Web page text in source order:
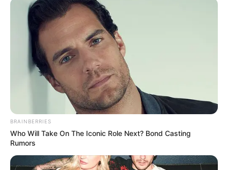
UNIRSE AL CANAL DE WHATSAPP
En las últimas horas miembros de la policía y el Ejército
Nacional lograron la recuperación de un
cisternahurtado con combustible.
El hecho ocurrió en la vía que del municipio de Ocaña
conduce a Aguachicaen el sur del Cesar. Según datos de
la policía, en el marco del plan navidad ‘El mejor regalo es
tu vida’, enun trabajo articulado permitió la recuperación
de un automotor tractocamión cisternael cual había sido
hurtado la noche anterior en la vía Ocaña - Aguachica, sur
del Cesar.
BRAINBERRIES
Who Will Take On The Iconic Role Next? Bond Casting
Rumors